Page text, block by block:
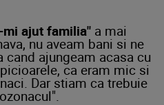
mi ajut familia" a mai
nu aveam bani si ne
ajungeam acasa cu
ca eram mic si
Dar stiam ca trebuie